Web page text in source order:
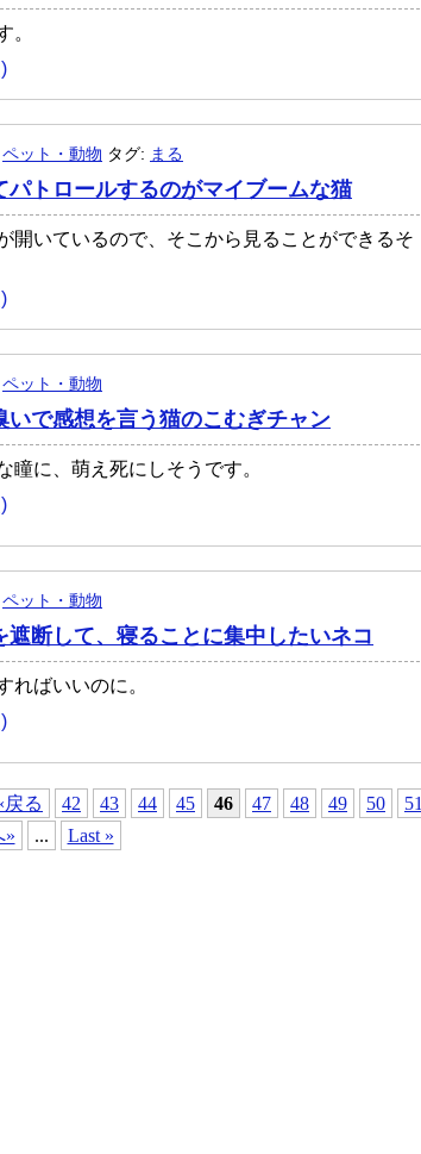
。
ペット・動物 タグ: まる
パトロールするのがマイブームな猫
開いているので、そこから見ることができるそ
ペット・動物
いで感想を言う猫のこむぎチャン
瞳に、萌え死にしそうです。
ペット・動物
遮断して、寝ることに集中したいネコ
ればいいのに。
戻る 42 43 44 45 46 47 48 49 50
51
»
... Last »